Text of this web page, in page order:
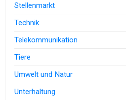
Stellenmarkt
Technik
Telekommunikation
Tiere
Umwelt und Natur
Unterhaltung